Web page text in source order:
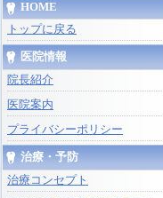
HOME
トップに戻る
医院情報
院長紹介
医院案内
プライバシーポリシー
治療・予防
治療コンセプト